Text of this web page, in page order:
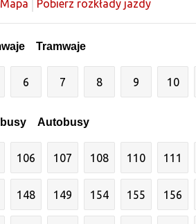
Mapa Pobierz rozkłady jazdy
Tramwaje
6 7 8 9 10
Autobusy
106 107 108 110 111
148 149 154 155 156